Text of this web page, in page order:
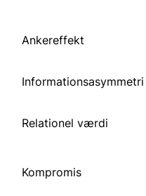
Ankereffekt
Informationsasymmetri
Relationel værdi
Kompromis